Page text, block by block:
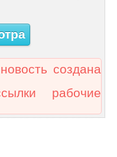
создана
рабочие